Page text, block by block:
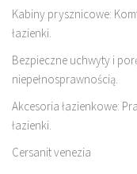
Kabiny prysznicowe:
łazienki.
Bezpieczne uchwyty i
niepełnosprawnością.
Akcesoria łazienkowe:
łazienki.
Cersanit venezia